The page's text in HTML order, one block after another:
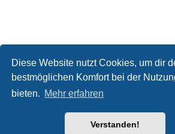
Diese Website nutzt Cookies, um dir
bestmöglichen Komfort bei der
bieten. Mehr erfahren
Verstanden!